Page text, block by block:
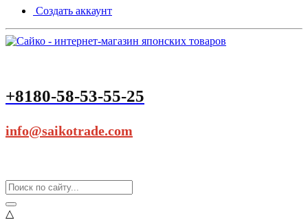
Создать аккаунт
+8180-58-53-55-25
info@saikotrade.com
△